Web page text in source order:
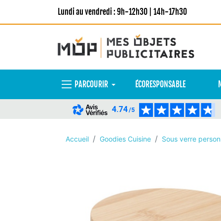
Lundi au vendredi : 9h-12h30 | 14h-17h30
PARCOURIR ÉCORESPONSABLE
4.74/5
Accueil Goodies Cuisine Sous verre